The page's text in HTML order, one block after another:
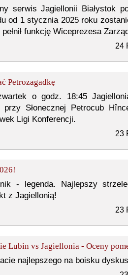
serwis Jagiellonii Białystok
od 1 stycznia 2025 roku
pełnił funkcję Wiceprezesa
24
Petrozagadkę
o godz. 18:45
przy Słonecznej Petrocub
Ligi Konferencji.
23
- legenda. Najlepszy
z Jagiellonią!
23
Lubin vs Jagiellonia - Oceny
najlepszego na boisku